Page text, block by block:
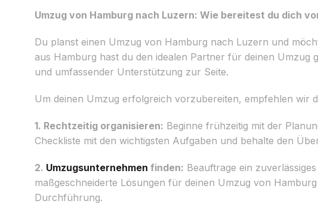
Umzug von Hamburg nach Luzern: Wie bereitest du dich
Du planst einen Umzug von Hamburg nach Luzern und
aus Hamburg hast du den idealen Partner für deinen
und umfassender Unterstützung zur Seite.
Um deinen Umzug erfolgreich vorzubereiten, empfehlen wir
1. Rechtzeitig organisieren: Beginne frühzeitig mit der
Checkliste mit den wichtigsten Aufgaben und behalte den
2. Umzugsunternehmen finden: Beauftrage ein
maßgeschneiderte Lösungen für deinen Umzug von
Durchführung.